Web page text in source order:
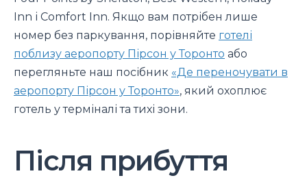
Inn і Comfort Inn. Якщо вам потрібен лише
номер без паркування, порівняйте готелі
поблизу аеропорту Пірсон у Торонто або
перегляньте наш посібник «Де переночувати в
аеропорту Пірсон у Торонто», який охоплює
готель у терміналі та тихі зони.
Після прибуття